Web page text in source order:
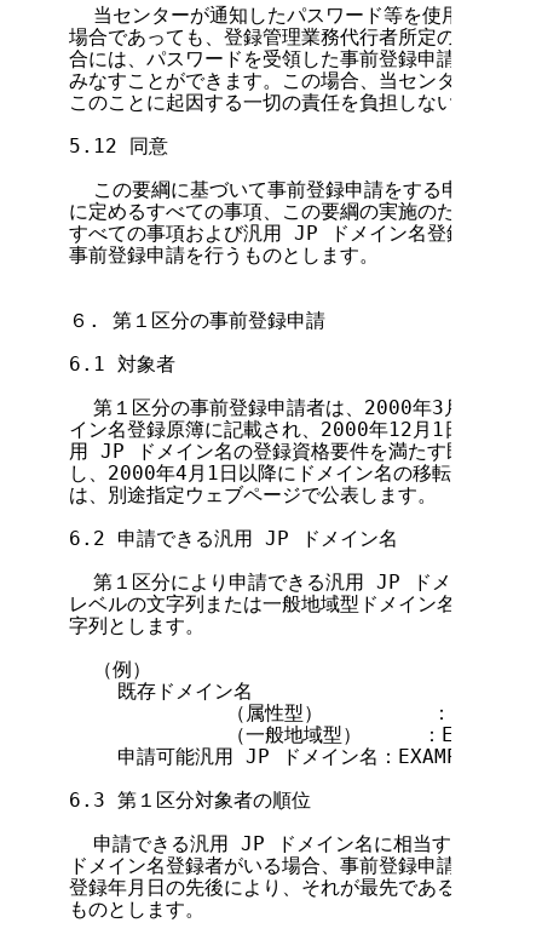
当センターが通知したパスワード等を使用して第
場合であっても、登録管理業務代行者所定の方法で
合には、パスワードを受領した事前登録申請対象者
みなすことができます。この場合、当センターおよ
このことに起因する一切の責任を負担しないものとし
5.12 同意
この要綱に基づいて事前登録申請をする申請者は
に定めるすべての事項、この要綱の実施のために登
すべての事項および汎用 JP ドメイン名登録規則の
事前登録申請を行うものとします。
６. 第１区分の事前登録申請
6.1 対象者
第１区分の事前登録申請者は、2000年3月末日現
イン名登録原簿に記載され、2000年12月1日までそ
用 JP ドメイン名の登録資格要件を満たす既存ドメ
し、2000年4月1日以降にドメイン名の移転がある登
は、別途指定ウェブページで公表します。
6.2 申請できる汎用 JP ドメイン名
第１区分により申請できる汎用 JP ドメイン名は
レベルの文字列または一般地域型ドメイン名の第４
字列とします。
  （例）
    既存ドメイン名
（属性型）         ：
（一般地域型）     ：
    申請可能汎用 JP ドメイン名：EXAMPLE.JP
6.3 第１区分対象者の順位
申請できる汎用 JP ドメイン名に相当するものと
ドメイン名登録者がいる場合、事前登録申請をした
登録年月日の先後により、それが最先であるものを
ものとします。